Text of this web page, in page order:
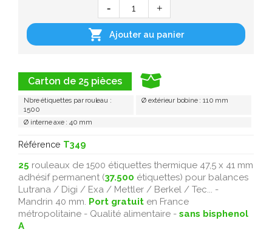
Carton de 25 pièces
Nbre étiquettes par rouleau :
1500
Ø extérieur bobine : 110 mm
Ø interne axe : 40 mm
Référence T349
25 rouleaux de 1500 étiquettes thermique 47,5 x 41 mm
adhésif permanent (37.500 étiquettes) pour balances
Lutrana / Digi / Exa / Mettler / Berkel / Tec... -
Mandrin 40 mm. Port gratuit en France
métropolitaine - Qualité alimentaire - sans bisphenol
A
 Ajouter au panier